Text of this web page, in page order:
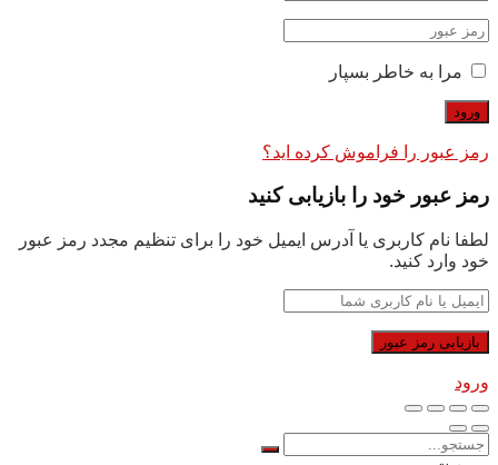
مرا به خاطر بسپار
رمز عبور را فراموش کرده اید؟
رمز عبور خود را بازیابی کنید
لطفا نام کاربری یا آدرس ایمیل خود را برای تنظیم مجدد رمز عبور
خود وارد کنید.
ورود